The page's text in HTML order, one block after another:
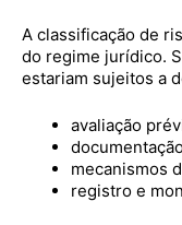
A classificação de
do regime jurídico.
estariam sujeitos a
avaliação
mecanismos
registro e